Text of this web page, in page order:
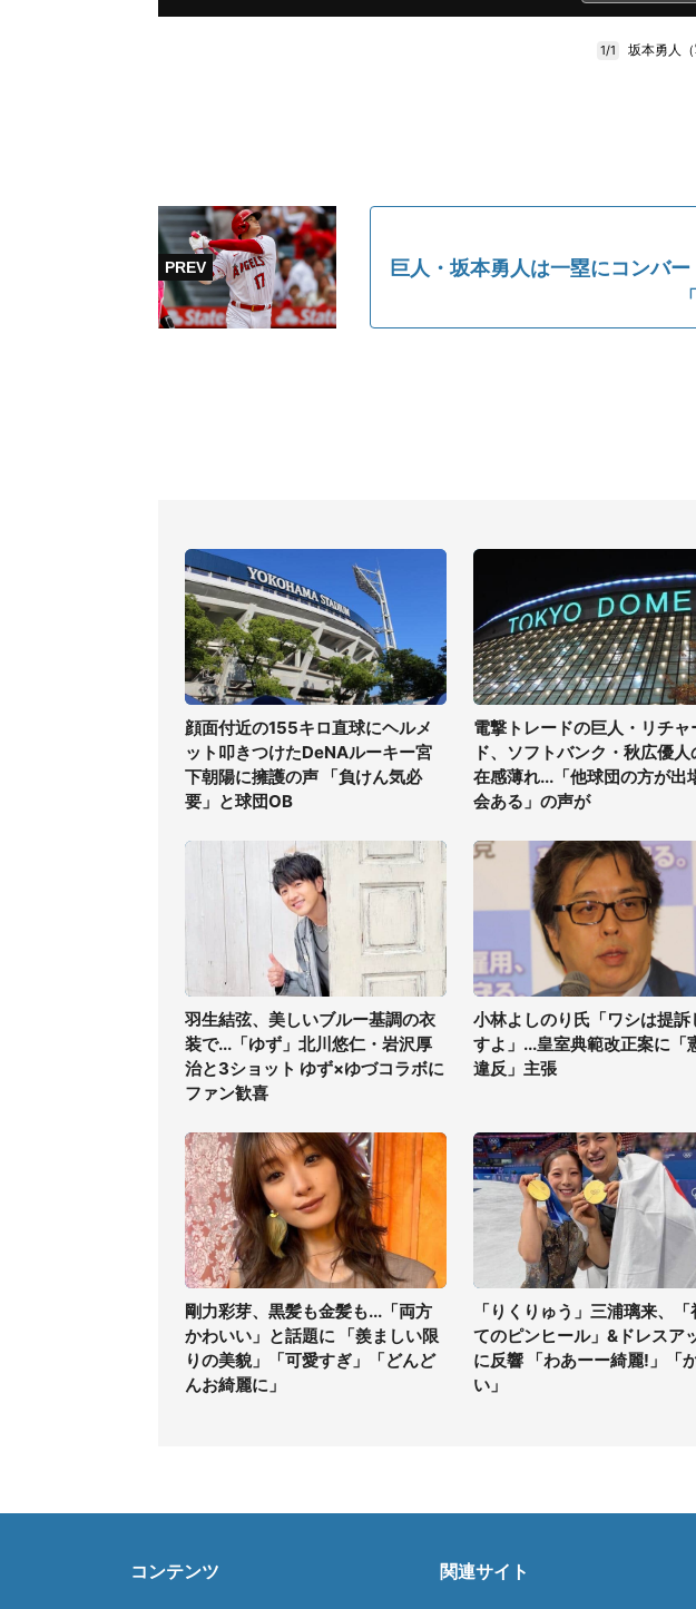
1/1 坂本勇人
巨人・坂本勇人は一塁にコンバ
顔面付近の155キロ直球にヘルメ
ット叩きつけたDeNAルーキー宮
下朝陽に擁護の声 「負けん気必
要」と球団OB
電撃トレードの巨人・リチャ
ド、ソフトバンク・秋広優人
在感薄れ...「他球団の方が出
会ある」の声が
羽生結弦、美しいブルー基調の衣
装で...「ゆず」北川悠仁・岩沢厚
治と3ショット ゆず×ゆづコラボに
ファン歓喜
小林よしのり氏「ワシは提訴
すよ」...皇室典範改正案に「
違反」主張
剛力彩芽、黒髪も金髪も...「両方
かわいい」と話題に 「羨ましい限
りの美貌」「可愛すぎ」「どんど
んお綺麗に」
「りくりゅう」三浦璃来、「
てのピンヒール」&ドレスア
に反響 「わあーー綺麗!」「
い」
コンテンツ 関連サイト